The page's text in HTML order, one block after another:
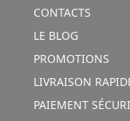
CONTACTS
LE BLOG
PROMOTIONS
LIVRAISON
PAIEMENT